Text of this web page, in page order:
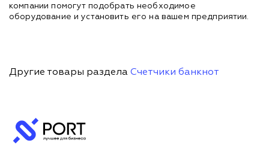
компании помогут подобрать необходимое
оборудование и установить его на вашем предприятии.
Другие товары раздела Счетчики банкнот